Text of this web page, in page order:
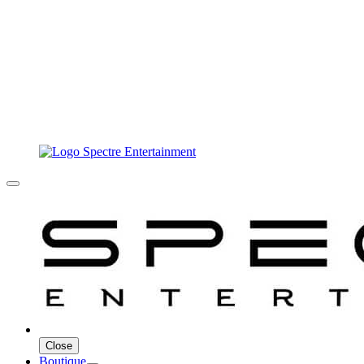
Close
Boutique